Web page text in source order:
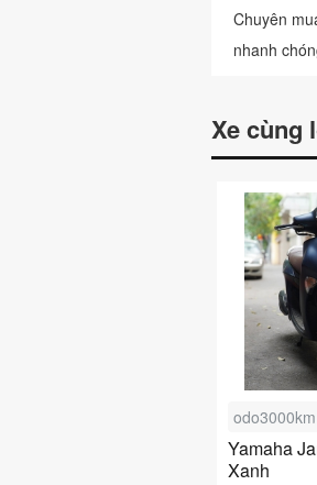
Chuyên
nhanh
Xe cùng
odo3000km
Yamaha
Xanh